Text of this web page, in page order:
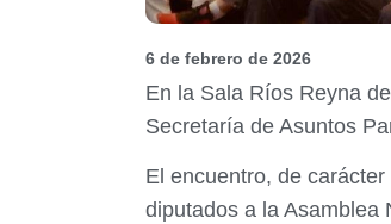
6 de febrero de 2026
En la Sala Ríos Reyna
Secretaría de Asuntos
El encuentro, de
diputados a la Asamblea